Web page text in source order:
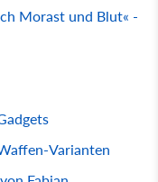
Morast und Blut« -
Varianten